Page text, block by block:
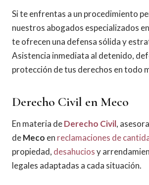
Si te enfrentas a un procedimiento
nuestros abogados especializados en
te ofrecen una defensa sólida y
Asistencia inmediata al detenido,
protección de tus derechos en todo
Derecho Civil en Meco
En materia deDerecho Civil,
deMeco en reclamaciones de
propiedad, desahuciosy
legales adaptadas a cada situación.